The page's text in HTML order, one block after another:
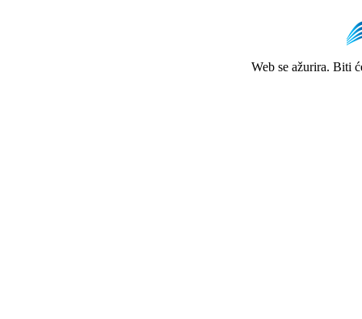
Web se ažurira. Biti